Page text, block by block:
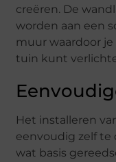
creëren. De
worden aan een
muur waardoor
tuin kunt
Het installeren
eenvoudig zelf te
wat basis